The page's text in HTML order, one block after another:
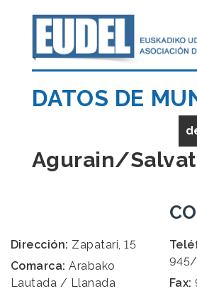
DATOS DE
Agurain/
Dirección: Zapatari, 15
Comarca: Arabako
Lautada / Llanada
Fax: